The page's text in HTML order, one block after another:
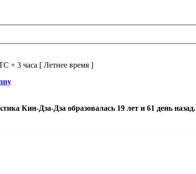
+ 3 часа [ Летнее время ]
Кин-Дза-Дза образовалась 19 лет и 61 день назад.